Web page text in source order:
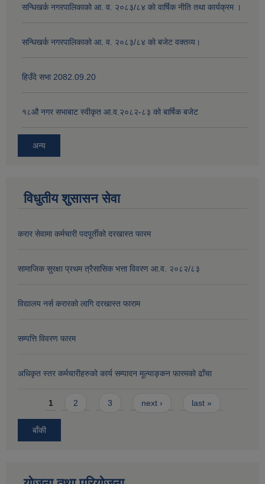
सन्धिखर्क नगरपालिकाको आ. व. २०८३/८४ काे वार्षिक नीति तथा कार्यक्रम ।
सन्धिखर्क नगरपालिकाको आ. व. २०८३/८४ काे बजेट वक्तव्य।
हिउँदे सभा 2082.09.20
१८‍औ नगर सभाबाट स्वीकृत आ.व.२०८२-८३ को बार्षिक बजेट
अन्य
विधुतीय शुसासन सेवा
करार सेवामा कर्मचारी पदपूर्तीको दरखास्त फारम
सामाजिक सुरक्षा प्रथम त्रैसासिक भत्ता विवरण आ.व. २०८२/८३
विद्यालय नर्स करारको लागि दरखास्त फाराम
सम्पत्ति विवरण फारम
अधिकृत स्तर कर्मचारीहरुको कार्य सम्पादन मूल्याङ्कन फारमको ढाँचा
Pages
1 2 3 next › last »
बाँकी